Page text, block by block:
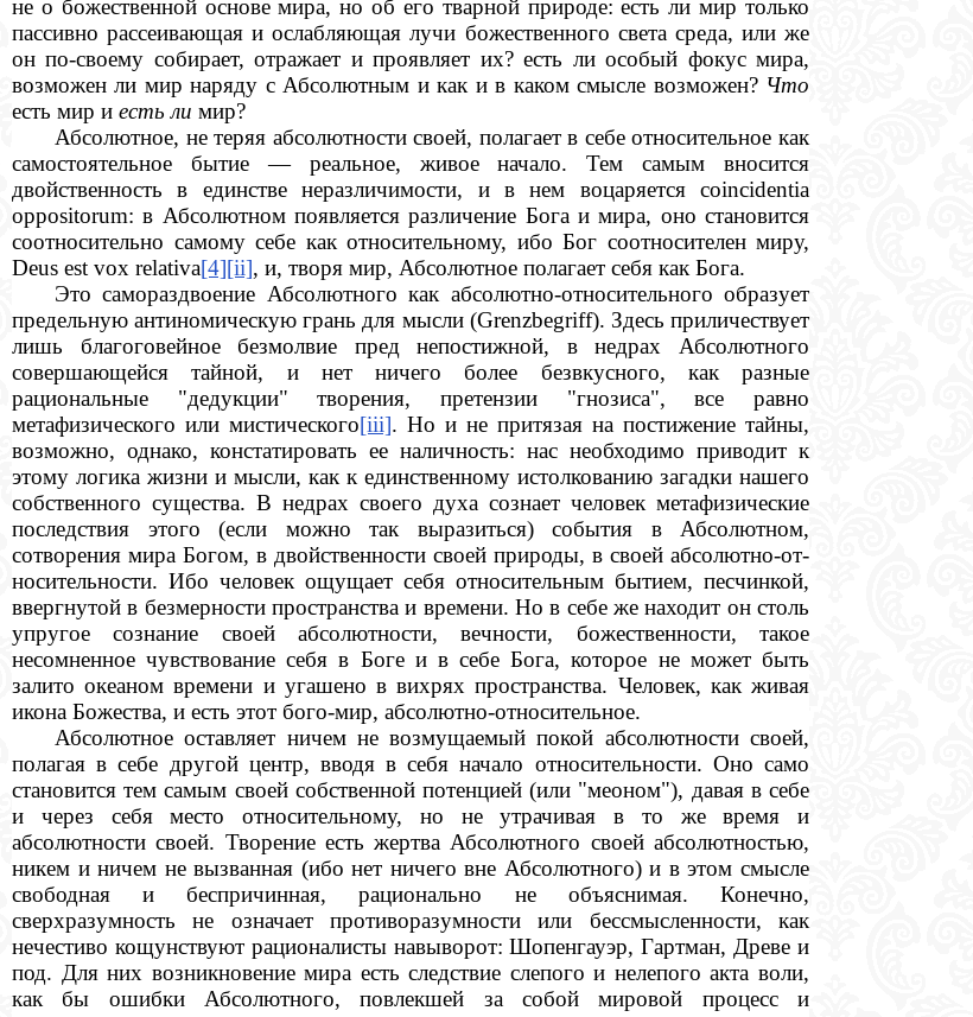
не о божественной основе мира, но об его тварной природе: есть ли мир только
пассивно рассеивающая и ослабляющая лучи божественного света среда, или же
он по-своему собирает, отражает и проявляет их? есть ли особый фокус мира,
возможен ли мир наряду с Абсолютным и как и в каком смысле возможен? Что
есть мир и есть ли мир?
Абсолютное, не теряя абсолютности своей, полагает в себе относительное как
самостоятельное бытие — реальное, живое начало. Тем самым вносится
двойственность в единстве неразличимости, и в нем воцаряется coincidentia
oppositorum: в Абсолютном появляется различение Бога и мира, оно становится
соотносительно самому себе как относительному, ибо Бог соотносителен миру,
Deus est vox relativa[4][ii], и, творя мир, Абсолютное полагает себя как Бога.
Это самораздвоение Абсолютного как абсолютно-относительного образует
предельную антиномическую грань для мысли (Grenzbegriff). Здесь приличествует
лишь благоговейное безмолвие пред непостижной, в недрах Абсолютного
совершающейся тайной, и нет ничего более безвкусного, как разные
рациональные "дедукции" творения, претензии "гнозиса", все равно
метафизического или мистического[iii]. Но и не притязая на постижение тайны,
возможно, однако, констатировать ее наличность: нас необходимо приводит к
этому логика жизни и мысли, как к единственному истолкованию загадки нашего
собственного существа. В недрах своего духа сознает человек метафизические
последствия этого (если можно так выразиться) события в Абсолютном,
сотворения мира Богом, в двойственности своей природы, в своей абсолютно-от-
носительности. Ибо человек ощущает себя относительным бытием, песчинкой,
ввергнутой в безмерности пространства и времени. Но в себе же находит он столь
упругое сознание своей абсолютности, вечности, божественности, такое
несомненное чувствование себя в Боге и в себе Бога, которое не может быть
залито океаном времени и угашено в вихрях пространства. Человек, как живая
икона Божества, и есть этот бого-мир, абсолютно-относительное.
Абсолютное оставляет ничем не возмущаемый покой абсолютности своей,
полагая в себе другой центр, вводя в себя начало относительности. Оно само
становится тем самым своей собственной потенцией (или "меоном"), давая в себе
и через себя место относительному, но не утрачивая в то же время и
абсолютности своей. Творение есть жертва Абсолютного своей абсолютностью,
никем и ничем не вызванная (ибо нет ничего вне Абсолютного) и в этом смысле
свободная и беспричинная, рационально не объяснимая. Конечно,
сверхразумность не означает противоразумности или бессмысленности, как
нечестиво кощунствуют рационалисты навыворот: Шопенгауэр, Гартман, Древе и
под. Для них возникновение мира есть следствие слепого и нелепого акта воли,
как бы ошибки Абсолютного, повлекшей за собой мировой процесс и